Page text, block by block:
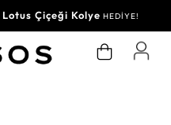
Lotus Çiçeği Kolye HEDİYE!